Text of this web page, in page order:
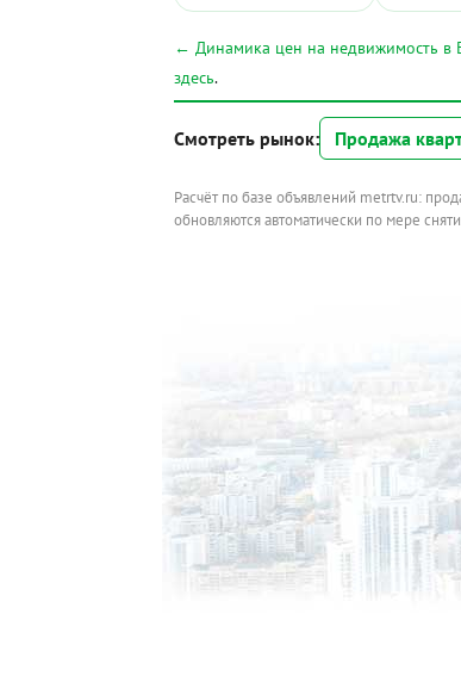
← Динамика цен на недвижимость в
здесь.
Смотреть рынок: Продажа
Расчёт по базе объявлений metrtv.ru:
обновляются автоматически по мере